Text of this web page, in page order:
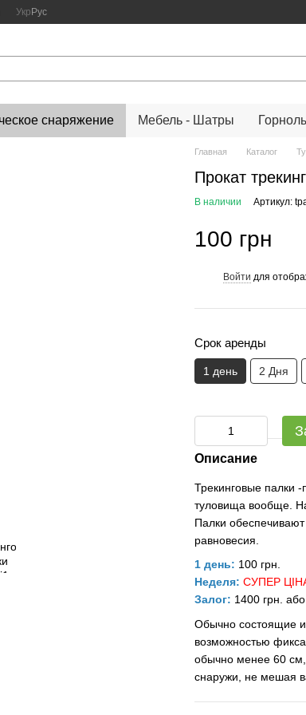
Укр Рус
снаряжение Мебель - Шатры
Главная Каталог
Прокат
В наличии Артикул:
100 грн
Войти для
Срок аренды
1 день 2 Дня
Описание
Трекинговые палки
туловища вообще.
Палки
равновесия.
1 день: 100 грн.
Неделя: СУПЕР
Залог: 1400 грн.
Обычно состоящие
возможностью
обычно менее 60 см,
снаружи, не мешая